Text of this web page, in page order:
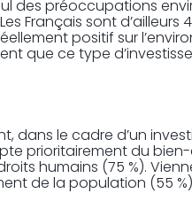
des préoccupations
Français sont d’ailleurs
positif sur
que ce type
dans le cadre d’un
prioritairement du
humains (75 %).
de la population (55